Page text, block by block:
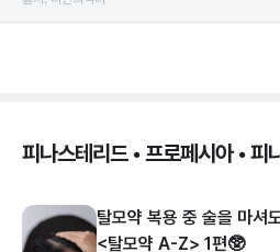
피나스테리드 • 프로페시아 • 피
탈모약 복용 중 술을 마셔
<탈모약 A-Z> 1편🥸